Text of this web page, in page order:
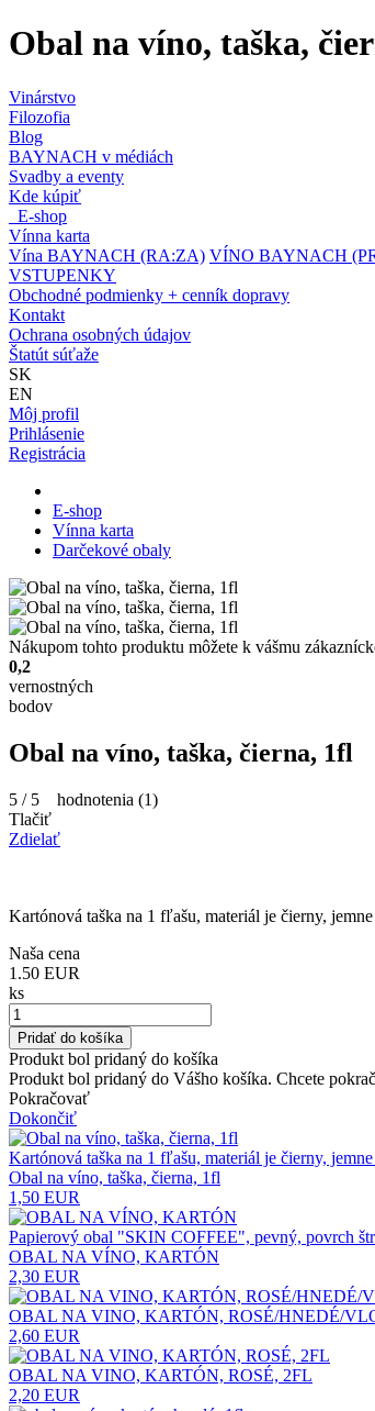
Obal na víno, taška,
Vinárstvo
Filozofia
Blog
BAYNACH v médiách
Svadby a eventy
Kde kúpiť
E-shop
Vínna karta
Vína BAYNACH (RA:ZA) VÍNO BAYNACH
VSTUPENKY
Obchodné podmienky + cenník dopravy
Kontakt
Ochrana osobných údajov
Štatút súťaže
SK
EN
Môj profil
Prihlásenie
Registrácia
E-shop
Vínna karta
Darčekové obaly
Nákupom tohto produktu môžete k vášmu
0,2
vernostných
bodov
Obal na víno, taška, čierna, 1fl
5 / 5 hodnotenia (1)
Tlačiť
Zdielať
Kartónová taška na 1 fľašu, materiál je čierny,
Naša cena
1.50 EUR
ks
Pridať do košíka
Produkt bol pridaný do košíka
Produkt bol pridaný do Vášho košíka. Chcete
Pokračovať
Dokončiť
Kartónová taška na 1 fľašu, materiál je čierny,
Obal na víno, taška, čierna, 1fl
1,50 EUR
Papierový obal "SKIN COFFEE", pevný, povrch
OBAL NA VÍNO, KARTÓN
2,30 EUR
OBAL NA VINO, KARTÓN, ROSÉ/HNEDÉ/
2,60 EUR
OBAL NA VINO, KARTÓN, ROSÉ, 2FL
2,20 EUR